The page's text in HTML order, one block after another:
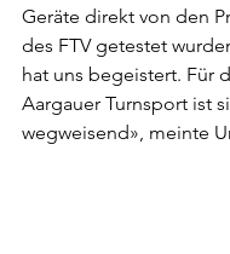
Geräte direkt von den
des FTV getestet
hat uns begeistert. Für
Aargauer Turnsport ist
wegweisend», meinte